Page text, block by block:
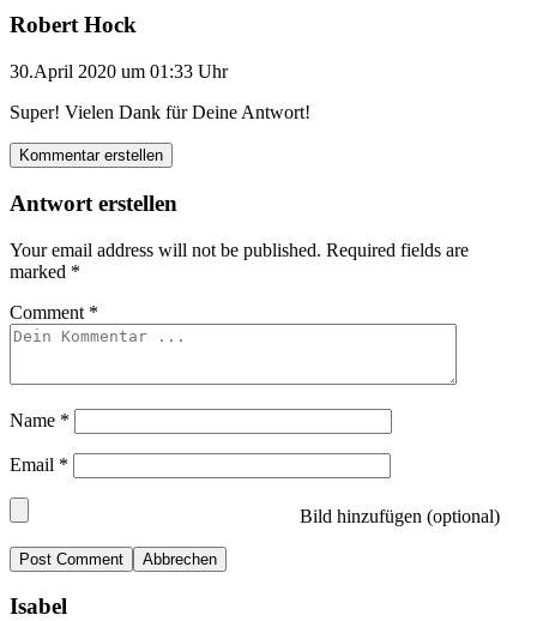
Robert Hock
30.April 2020 um 01:33 Uhr
Super! Vielen Dank für Deine Antwort!
Kommentar erstellen
Antwort erstellen
Your email address will not be published. Required fields are
marked *
Comment *
Name *
Email *
Bild hinzufügen (optional)
Abbrechen
Isabel